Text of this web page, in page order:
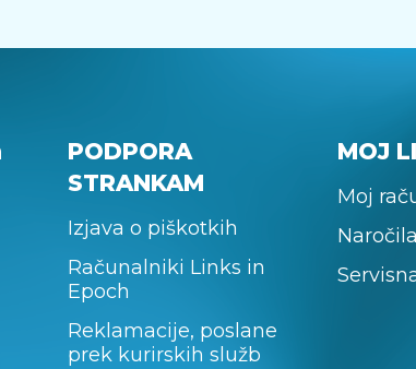
PODPORA
STRANKAM
Izjava o piškotkih
Računalniki Links in
Epoch
Reklamacije, poslane
prek kurirskih služb
MOJ
Moj
Naročila